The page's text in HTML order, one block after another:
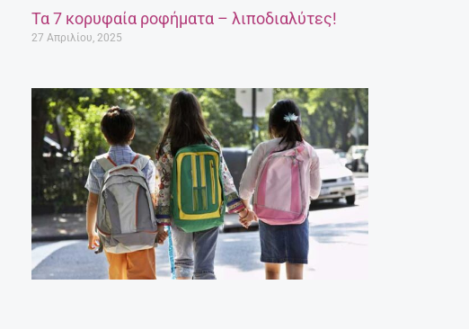
Τα 7 κορυφαία ροφήματα – λιποδιαλύτες!
27 Απριλίου, 2025